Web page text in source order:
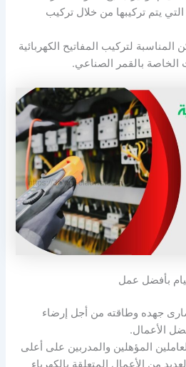
التي يتم تركيبها من خلال تركيب
المناسبة لتركيب المفاتيح الكهربائية
الخاصة بالقمر الصناعي.
بأفضل عمل
جهده وطاقته من أجل إرضاء
الأعمال.
المؤهلين والمدربين على أعلى
من الأعمال المتعلقة بالكهرباء